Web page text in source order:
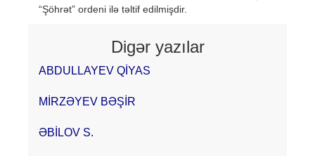
“Şöhrət” ordeni ilə təltif edilmişdir.
Digər yazılar
ABDULLAYEV QİYAS
MİRZƏYEV BƏŞİR
ƏBİLOV S.